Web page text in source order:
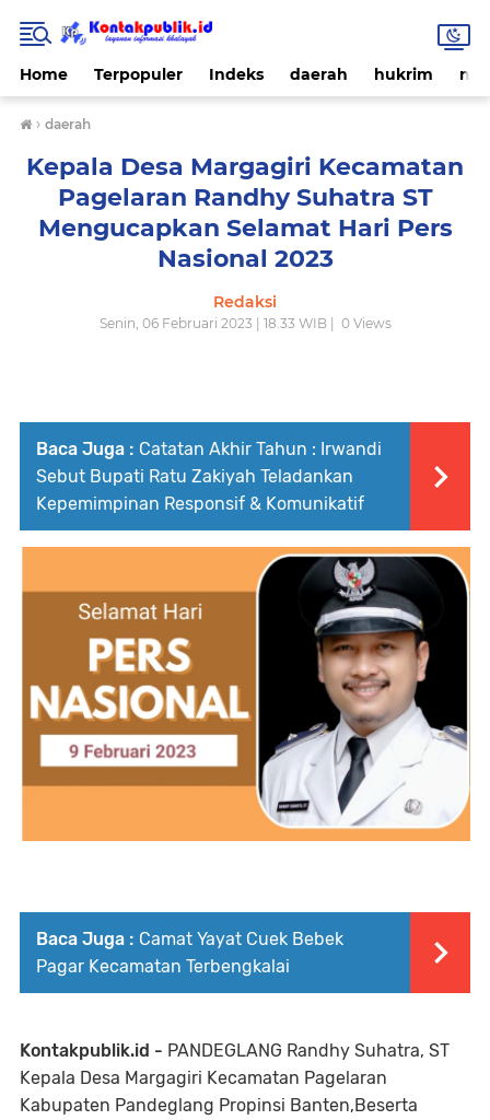
Home Terpopuler Indeks daerah hukrim
› daerah
Kepala Desa Margagiri Kecamatan
Pagelaran Randhy Suhatra ST
Mengucapkan Selamat Hari Pers
Nasional 2023
Redaksi
Senin, 06 Februari 2023 | 18.33 WIB | 0Views
Baca Juga : Catatan Akhir Tahun : Irwandi
Sebut Bupati Ratu Zakiyah Teladankan
Kepemimpinan Responsif & Komunikatif
Baca Juga : Camat Yayat Cuek Bebek
Pagar Kecamatan Terbengkalai
Kontakpublik.id - PANDEGLANG Randhy Suhatra, ST
Kepala Desa Margagiri Kecamatan Pagelaran
Kabupaten Pandeglang Propinsi Banten,Beserta